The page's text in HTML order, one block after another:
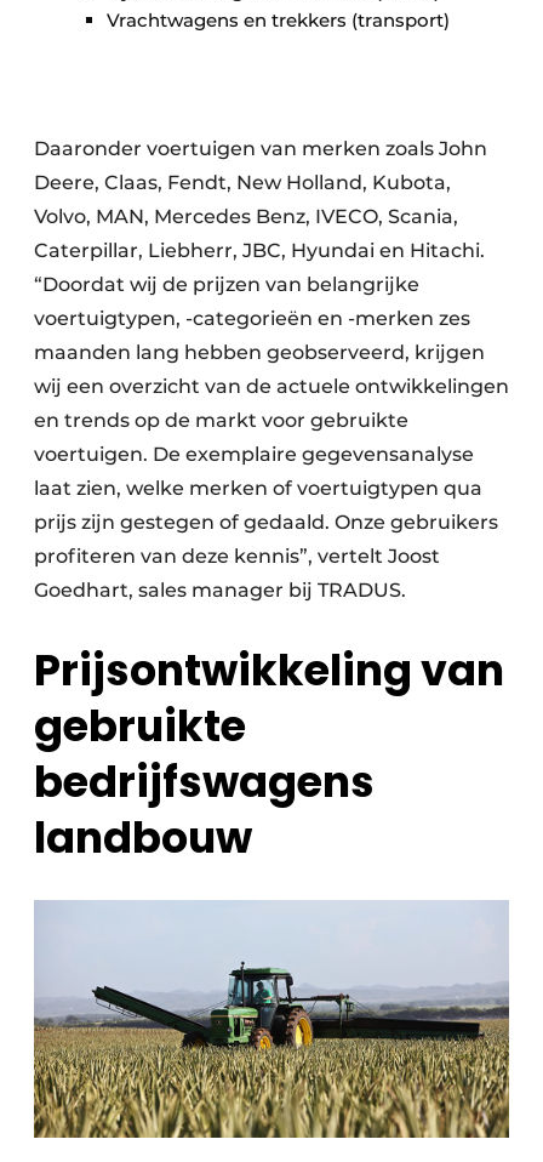
Vrachtwagens en trekkers (transport)
Daaronder voertuigen van merken zoals John
Deere, Claas, Fendt, New Holland, Kubota,
Volvo, MAN, Mercedes Benz, IVECO, Scania,
Caterpillar, Liebherr, JBC, Hyundai en Hitachi.
“Doordat wij de prijzen van belangrijke
voertuigtypen, -categorieën en -merken zes
maanden lang hebben geobserveerd, krijgen
wij een overzicht van de actuele ontwikkelingen
en trends op de markt voor gebruikte
voertuigen. De exemplaire gegevensanalyse
laat zien, welke merken of voertuigtypen qua
prijs zijn gestegen of gedaald. Onze gebruikers
profiteren van deze kennis”, vertelt Joost
Goedhart, sales manager bij TRADUS.
Prijsontwikkeling van
gebruikte
bedrijfswagens
landbouw